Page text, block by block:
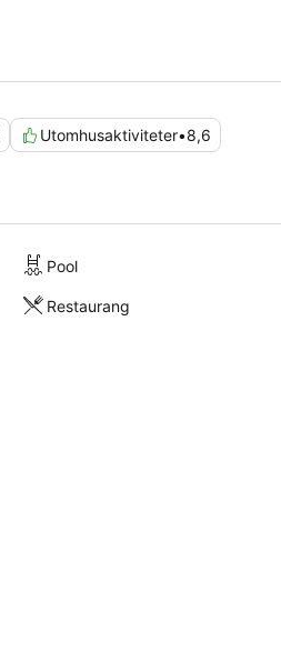
Utomhusaktiviteter•8,6
Pool
Restaurang